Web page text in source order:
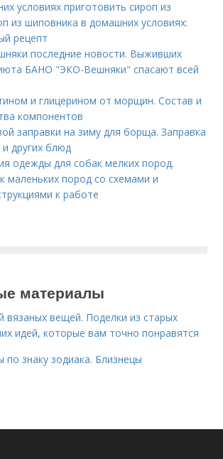
условиях приготовить сироп из
из шиповника в домашних условиях:
рецепт
последние новости. Выживших
БАНО "ЭКО-Вешняки" спасают всей
и глицерином от морщин. Состав и
компонентов
заправки на зиму для борща. Заправка
других блюд
одежды для собак мелких пород.
маленьких пород со схемами и
к работе
материалы
вязаных вещей. Поделки из старых
идей, которые вам точно понравятся
знаку зодиака. Близнецы